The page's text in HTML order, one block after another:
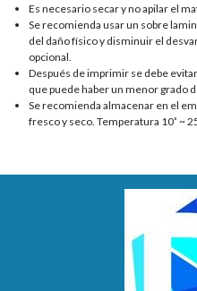
Es necesario secar y no apilar el
Se recomienda usar un sobre
del daño físico y disminuir el
opcional.
Después de imprimir se debe
que puede haber un menor grado
Se recomienda almacenar en el
fresco y seco. Temperatura 10˚ ~